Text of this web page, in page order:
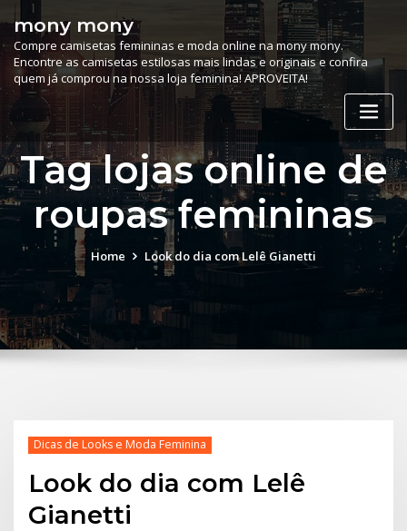
content
mony mony
Compre camisetas femininas e moda online na mony mony.
Encontre as camisetas estilosas mais lindas e originais e confira
quem já comprou na nossa loja feminina! APROVEITA!
Tag lojas online de
roupas femininas
Home Look do dia com Lelê Gianetti
Dicas de Looks e Moda Feminina
Look do dia com Lelê
Gianetti